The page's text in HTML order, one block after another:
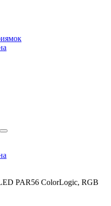
PAR56 ColorLogic, RGB